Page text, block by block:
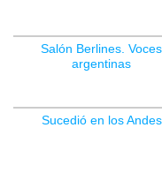
Salón Berlines. Voces
argentinas
Sucedió en los Andes